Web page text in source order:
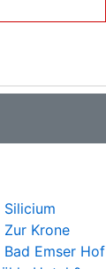
Krone
Bad Emser Hof